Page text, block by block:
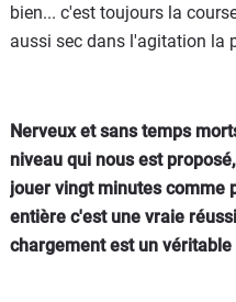
bien... c'est toujours la
aussi sec dans l'agitation la
Nerveux et sans temps
niveau qui nous est
jouer vingt minutes comme
entière c'est une vraie
chargement est un véritable